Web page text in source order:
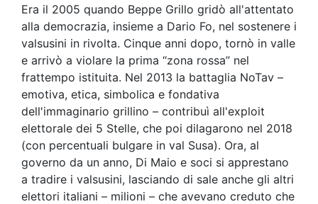
Era il 2005 quando Beppe Grillo gridò all'attentato
alla democrazia, insieme a Dario Fo, nel sostenere i
valsusini in rivolta. Cinque anni dopo, tornò in valle
e arrivò a violare la prima “zona rossa” nel
frattempo istituita. Nel 2013 la battaglia NoTav –
emotiva, etica, simbolica e fondativa
dell'immaginario grillino – contribuì all'exploit
elettorale dei 5 Stelle, che poi dilagarono nel 2018
(con percentuali bulgare in val Susa). Ora, al
governo da un anno, Di Maio e soci si apprestano
a tradire i valsusini, lasciando di sale anche gli altri
elettori italiani – milioni – che avevano creduto che